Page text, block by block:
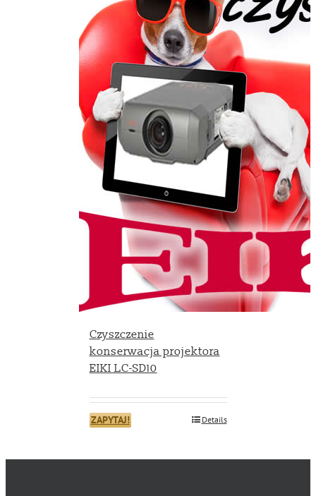
Czyszczenie
konserwacja projektora
EIKI LC-SD10
ZAPYTAJ! Details